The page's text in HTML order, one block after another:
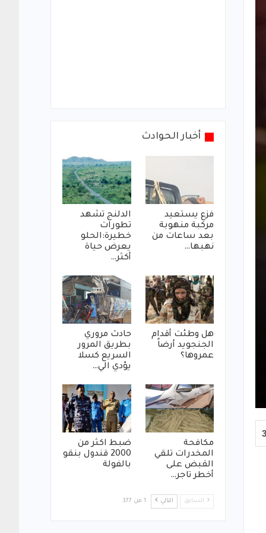
أخبار الحوادث
فزع يستعيد
مركبة منهوبة
بعد ساعات من
نهبها…
الدلنج تشهد
تطورات
خطيرة:الحلو
يعرض حياة
أكثر…
هل وطئت أقدام
الجنجويد أرضاً
عمروها؟
حادث مروري
بطريق المرور
السريع كسلا
يؤدي الي…
مكافحة
المخدرات تلقي
القبض على
أخطر تاجر…
ضبط اكثر من
2000 قندول بنقو
بالفولة
السابق التالي 1 من 377